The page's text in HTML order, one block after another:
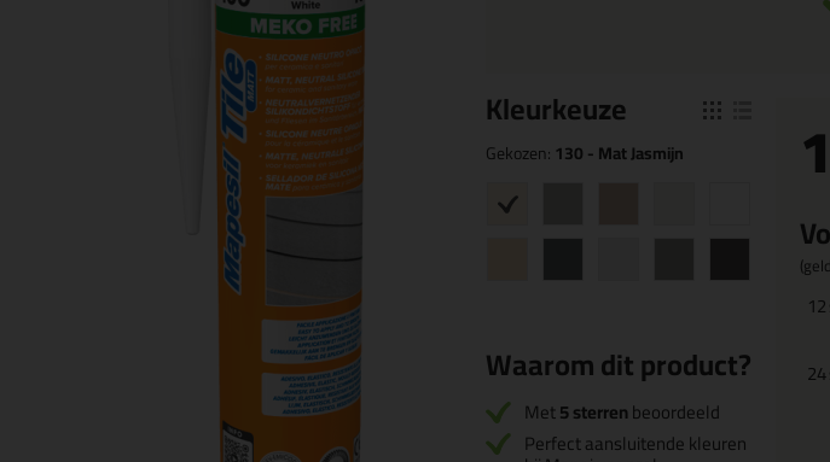
Kleurkeuze
Gekozen: 130 - Mat Jasmijn
Waarom dit product?
Met5 sterrenbeoordeeld
Perfect aansluitende kleuren
12
24